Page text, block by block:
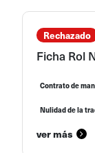
Rechazado
Ficha Rol
Contrato de
Nulidad de la
ver más